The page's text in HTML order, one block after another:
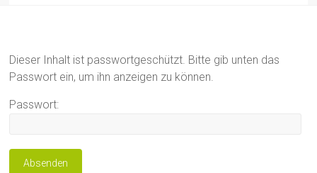
Dieser Inhalt ist passwortgeschützt. Bitte gib unten das
Passwort ein, um ihn anzeigen zu können.
Passwort: